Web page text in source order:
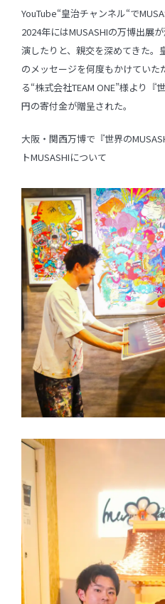
YouTube“皇治チャンネル“で
2024年にはMUSASHIの万博出展
演したりと、親交を深めてきた。
のメッセージを何度もかけていた
る“株式会社TEAM ONE”様より『
円の寄付金が贈呈された。
大阪・関西万博で『世界の
トMUSASHIについて